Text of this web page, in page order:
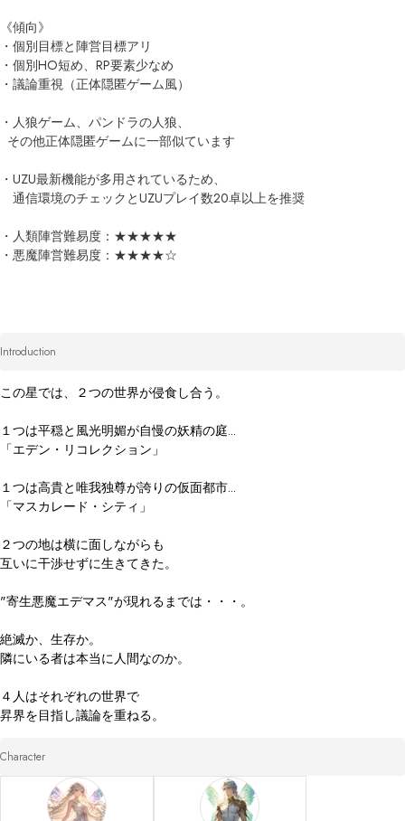
《傾向》
・個別目標と陣営目標アリ
・個別HO短め、RP要素少なめ
・議論重視（正体隠匿ゲーム風）
・人狼ゲーム、パンドラの人狼、
・UZU最新機能が多用されているため、
通信環境のチェックとUZUプレイ数20卓以上を推奨
・人類陣営難易度：★★★★★
Introduction
この星では、２つの世界が侵食し合う。
１つは平穏と風光明媚が自慢の妖精の庭...
「エデン・リコレクション」
１つは高貴と唯我独尊が誇りの仮面都市...
「マスカレード・シティ」
２つの地は横に面しながらも
互いに干渉せずに生きてきた。
"寄生悪魔エデマス"が現れるまでは・・・。
絶滅か、生存か。
隣にいる者は本当に人間なのか。
４人はそれぞれの世界で
昇界を目指し議論を重ねる。
Character